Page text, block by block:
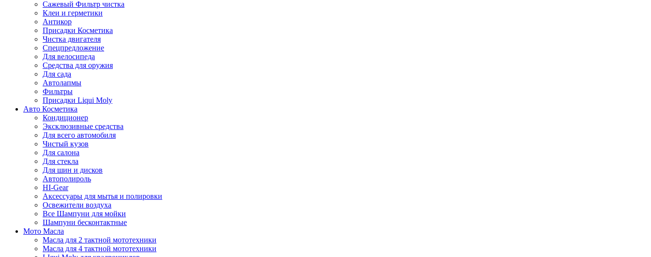
Сажевый Фильтр чистка
Клеи и герметики
Антикор
Присадки Косметика
Чистка двигателя
Спецпредложение
Для велосипеда
Средства для оружия
Для сада
Автолапмы
Фильтры
Присадки Liqui Moly
Авто Косметика
Кондиционер
Эксклюзивные средства
Для всего автомобиля
Чистый кузов
Для салона
Для стекла
Для шин и дисков
Автополироль
HI-Gear
Аксессуары для мытья и полировки
Освежители воздуха
Все Шампуни для мойки
Шампуни бесконтактные
Мото Масла
Масла для 2 тактной мототехники
Масла для 4 тактной мототехники